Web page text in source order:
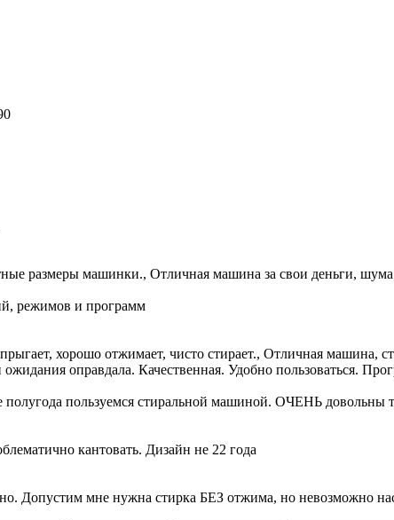
размеры машинки., Отличная машина за свои деньги, шума
режимов и программ
хорошо отжимает, чисто стирает., Отличная машина,
оправдала. Качественная. Удобно пользоваться.
пользуемся стиральной машиной. ОЧЕНЬ довольны
кантовать. Дизайн не 22 года
Допустим мне нужна стирка БЕЗ отжима, но невозможно